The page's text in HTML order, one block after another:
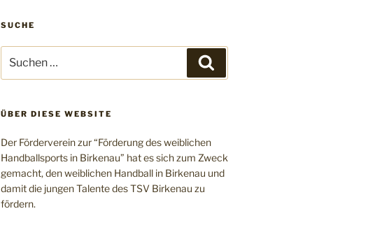
SUCHE
nach:
ÜBER DIESE WEBSITE
Der Förderverein zur “Förderung des weiblichen
Handballsports in Birkenau” hat es sich zum Zweck
gemacht, den weiblichen Handball in Birkenau und
damit die jungen Talente des TSV Birkenau zu
fördern.